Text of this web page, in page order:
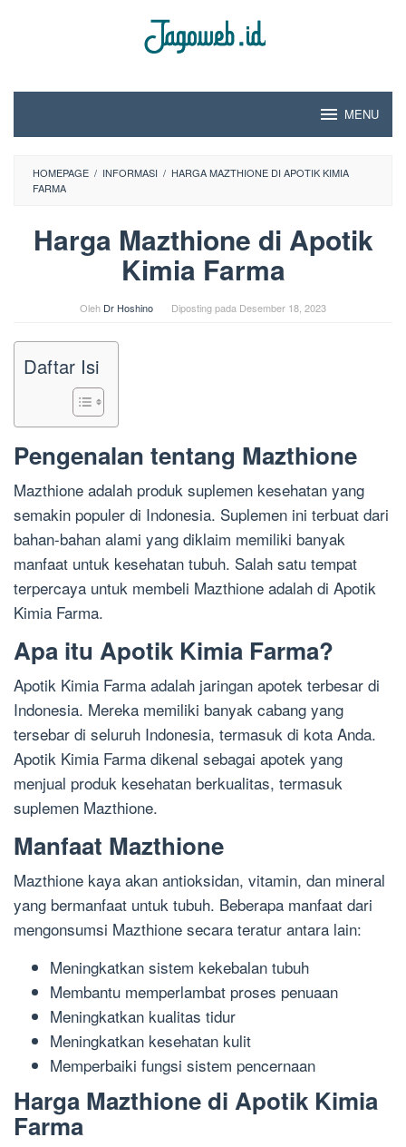
MENU
HOMEPAGE / INFORMASI / HARGA MAZTHIONE DI APOTIK KIMIA
FARMA
Harga Mazthione di Apotik
Kimia Farma
Oleh Dr Hoshino Diposting pada Desember 18, 2023
Daftar Isi
Pengenalan tentang Mazthione
Mazthione adalah produk suplemen kesehatan yang
semakin populer di Indonesia. Suplemen ini terbuat dari
bahan-bahan alami yang diklaim memiliki banyak
manfaat untuk kesehatan tubuh. Salah satu tempat
terpercaya untuk membeli Mazthione adalah di Apotik
Kimia Farma.
Apa itu Apotik Kimia Farma?
Apotik Kimia Farma adalah jaringan apotek terbesar di
Indonesia. Mereka memiliki banyak cabang yang
tersebar di seluruh Indonesia, termasuk di kota Anda.
Apotik Kimia Farma dikenal sebagai apotek yang
menjual produk kesehatan berkualitas, termasuk
suplemen Mazthione.
Manfaat Mazthione
Mazthione kaya akan antioksidan, vitamin, dan mineral
yang bermanfaat untuk tubuh. Beberapa manfaat dari
mengonsumsi Mazthione secara teratur antara lain:
Meningkatkan sistem kekebalan tubuh
Membantu memperlambat proses penuaan
Meningkatkan kualitas tidur
Meningkatkan kesehatan kulit
Memperbaiki fungsi sistem pencernaan
Harga Mazthione di Apotik Kimia
Farma